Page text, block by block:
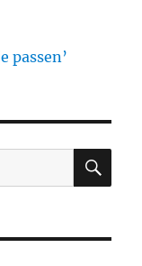
passen’